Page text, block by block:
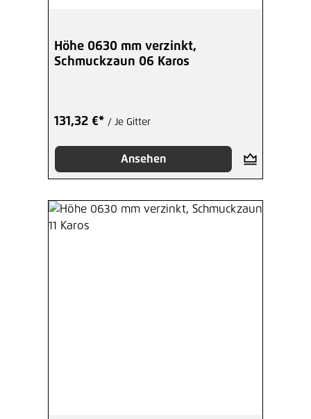
Höhe 0630 mm verzinkt,
Schmuckzaun 06 Karos
131,32 €* / Je Gitter
Ansehen